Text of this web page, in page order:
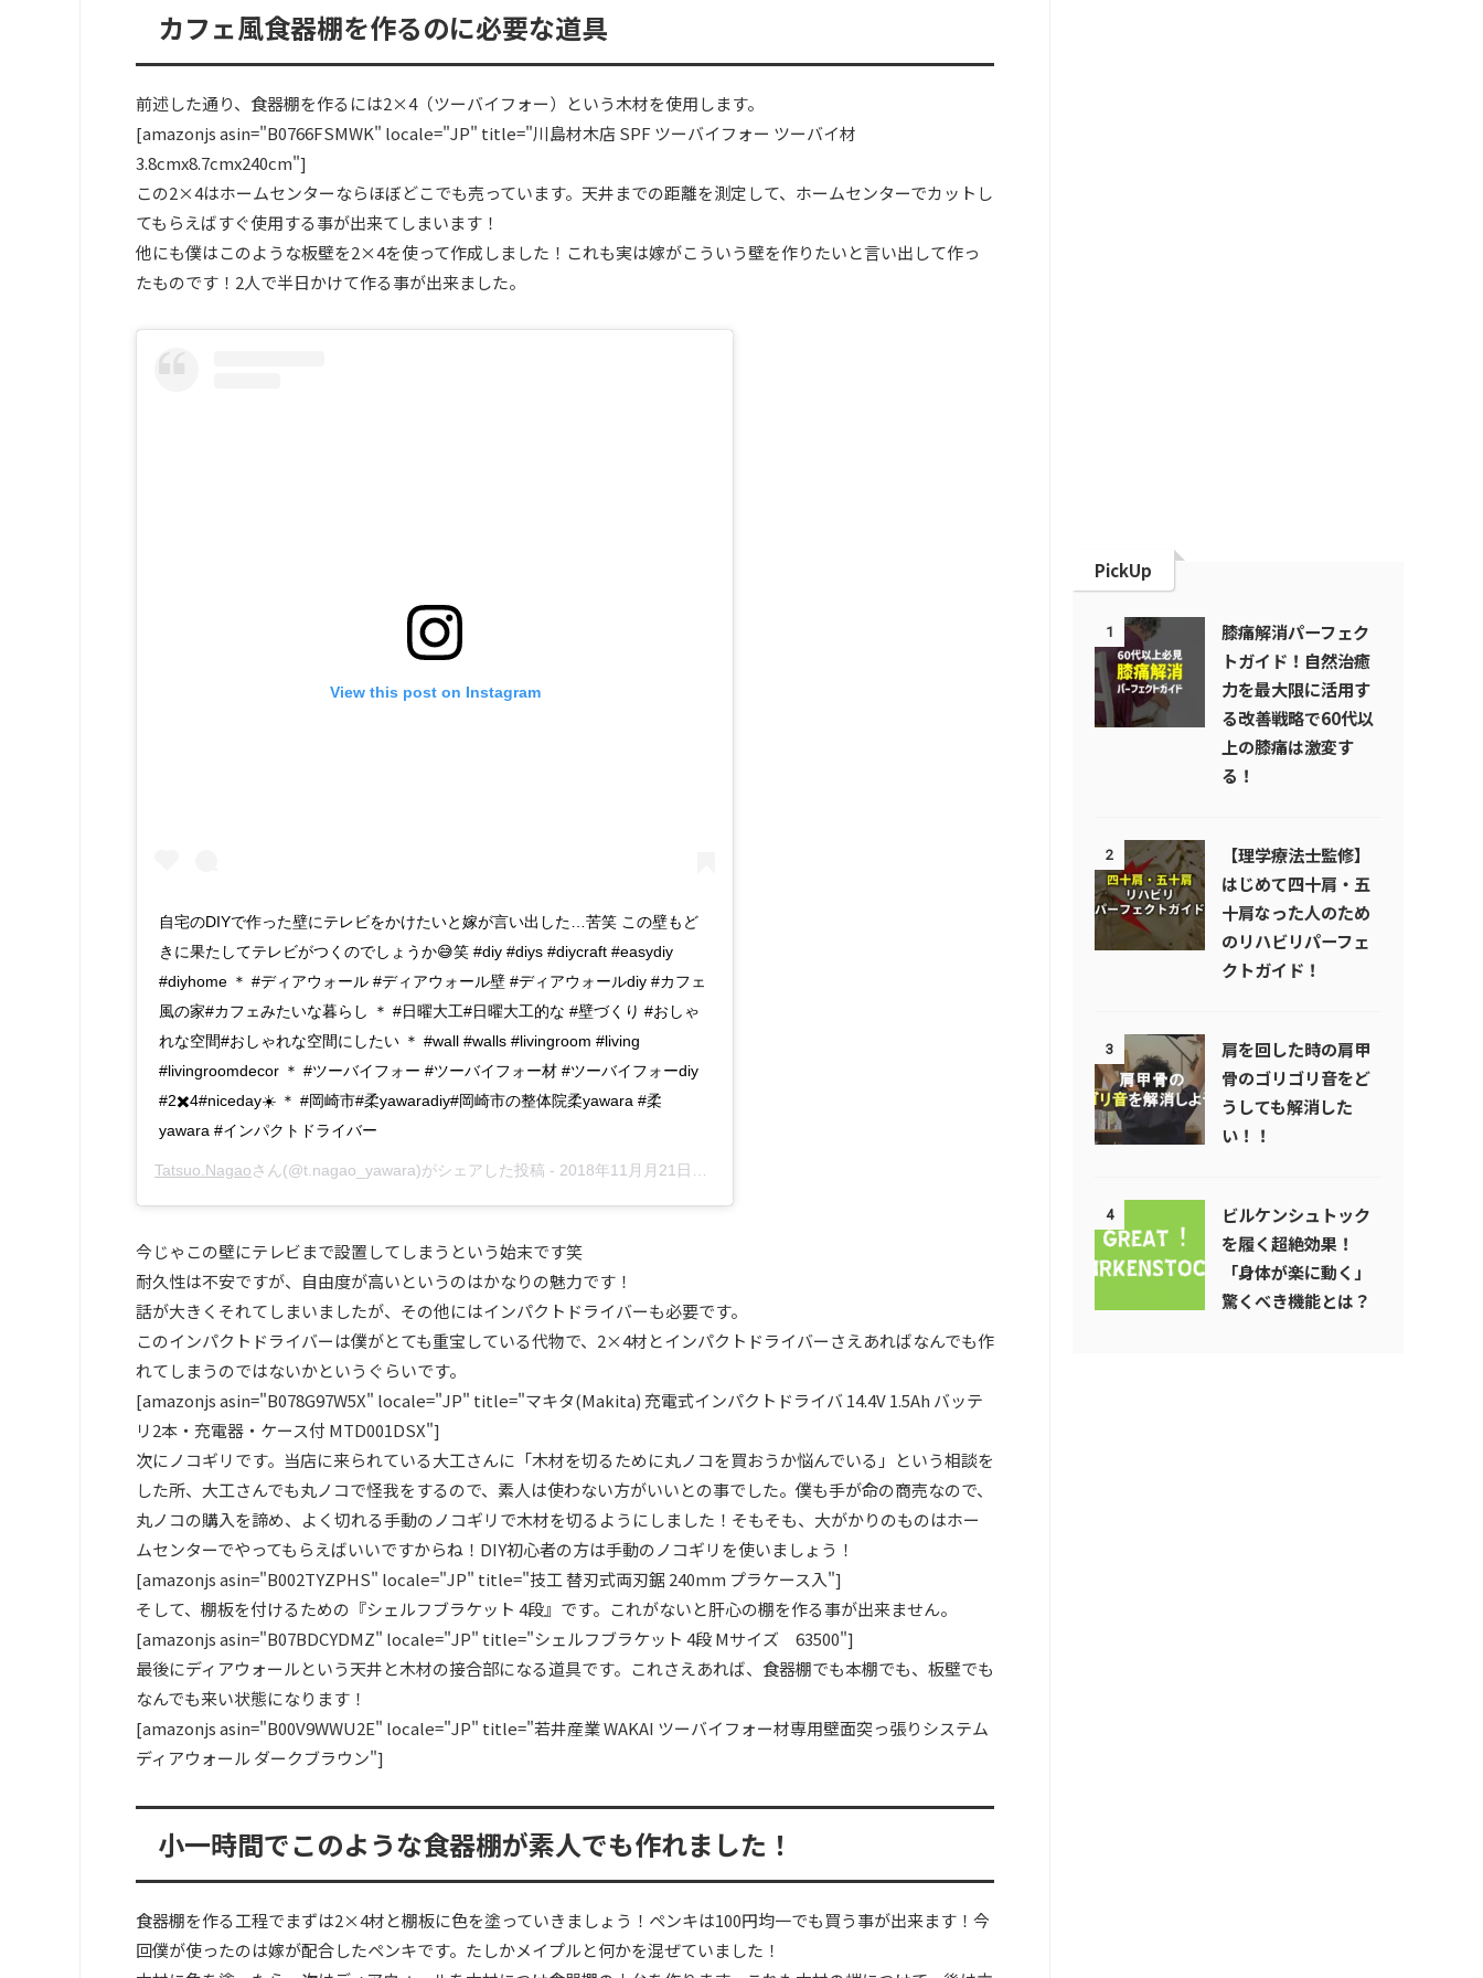
カフェ風食器棚を作るのに必要な道具
前述した通り、食器棚を作るには2×4（ツーバイフォー）という木材を使用します。
[amazonjs asin="B0766FSMWK" locale="JP" title="川島材木店 SPF ツーバイフォー ツーバイ材
3.8cmx8.7cmx240cm"]
この2×4はホームセンターならほぼどこでも売っています。天井までの距離を測定して、ホームセンターでカットし
てもらえばすぐ使用する事が出来てしまいます！
他にも僕はこのような板壁を2×4を使って作成しました！これも実は嫁がこういう壁を作りたいと言い出して作っ
たものです！2人で半日かけて作る事が出来ました。
View this post on Instagram
自宅のDIYで作った壁にテレビをかけたいと嫁が言い出した…苦笑 この壁もど
きに果たしてテレビがつくのでしょうか😅笑 #diy #diys #diycraft #easydiy
#diyhome ＊ #ディアウォール #ディアウォール壁 #ディアウォールdiy #カフェ
風の家#カフェみたいな暮らし ＊ #日曜大工#日曜大工的な #壁づくり #おしゃ
れな空間#おしゃれな空間にしたい ＊ #wall #walls #livingroom #living
#livingroomdecor ＊ #ツーバイフォー #ツーバイフォー材 #ツーバイフォーdiy
#2✖️4#niceday☀️ ＊ #岡崎市#柔yawaradiy#岡崎市の整体院柔yawara #柔
yawara #インパクトドライバー
Tatsuo.Nagaoさん(@t.nagao_yawara)がシェアした投稿 - 2018年11月月21日午前5時41分PST
今じゃこの壁にテレビまで設置してしまうという始末です笑
耐久性は不安ですが、自由度が高いというのはかなりの魅力です！
話が大きくそれてしまいましたが、その他にはインパクトドライバーも必要です。
このインパクトドライバーは僕がとても重宝している代物で、2×4材とインパクトドライバーさえあればなんでも作
れてしまうのではないかというぐらいです。
[amazonjs asin="B078G97W5X" locale="JP" title="マキタ(Makita) 充電式インパクトドライバ 14.4V 1.5Ah バッテ
リ2本・充電器・ケース付 MTD001DSX"]
次にノコギリです。当店に来られている大工さんに「木材を切るために丸ノコを買おうか悩んでいる」という相談を
した所、大工さんでも丸ノコで怪我をするので、素人は使わない方がいいとの事でした。僕も手が命の商売なので、
丸ノコの購入を諦め、よく切れる手動のノコギリで木材を切るようにしました！そもそも、大がかりのものはホー
ムセンターでやってもらえばいいですからね！DIY初心者の方は手動のノコギリを使いましょう！
[amazonjs asin="B002TYZPHS" locale="JP" title="技工 替刃式両刃鋸 240mm プラケース入"]
そして、棚板を付けるための『シェルフブラケット 4段』です。これがないと肝心の棚を作る事が出来ません。
[amazonjs asin="B07BDCYDMZ" locale="JP" title="シェルフブラケット 4段 Mサイズ 63500"]
最後にディアウォールという天井と木材の接合部になる道具です。これさえあれば、食器棚でも本棚でも、板壁でも
なんでも来い状態になります！
[amazonjs asin="B00V9WWU2E" locale="JP" title="若井産業 WAKAI ツーバイフォー材専用壁面突っ張りシステム
ディアウォール ダークブラウン"]
小一時間でこのような食器棚が素人でも作れました！
食器棚を作る工程でまずは2×4材と棚板に色を塗っていきましょう！ペンキは100円均一でも買う事が出来ます！今
回僕が使ったのは嫁が配合したペンキです。たしかメイプルと何かを混ぜていました！
PickUp
1
膝痛解消パーフェク
トガイド！自然治癒
力を最大限に活用す
る改善戦略で60代以
上の膝痛は激変す
る！
2
【理学療法士監修】
はじめて四十肩・五
十肩なった人のため
のリハビリパーフェ
クトガイド！
3
肩を回した時の肩甲
骨のゴリゴリ音をど
うしても解消した
い！！
4
ビルケンシュトック
を履く超絶効果！
「身体が楽に動く」
驚くべき機能とは？